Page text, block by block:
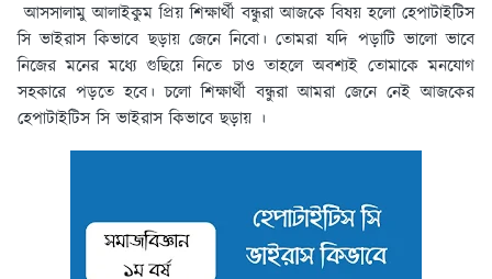
আসসালামু আলাইকুম প্রিয় শিক্ষার্থী বন্ধুরা আজকে বিষয় হলো হেপাটাইটিস
সি ভাইরাস কিভাবে ছড়ায় জেনে নিবো। তোমরা যদি পড়াটি ভালো ভাবে
নিজের মনের মধ্যে গুছিয়ে নিতে চাও তাহলে অবশ্যই তোমাকে মনযোগ
সহকারে পড়তে হবে। চলো শিক্ষার্থী বন্ধুরা আমরা জেনে নেই আজকের
হেপাটাইটিস সি ভাইরাস কিভাবে ছড়ায় ।